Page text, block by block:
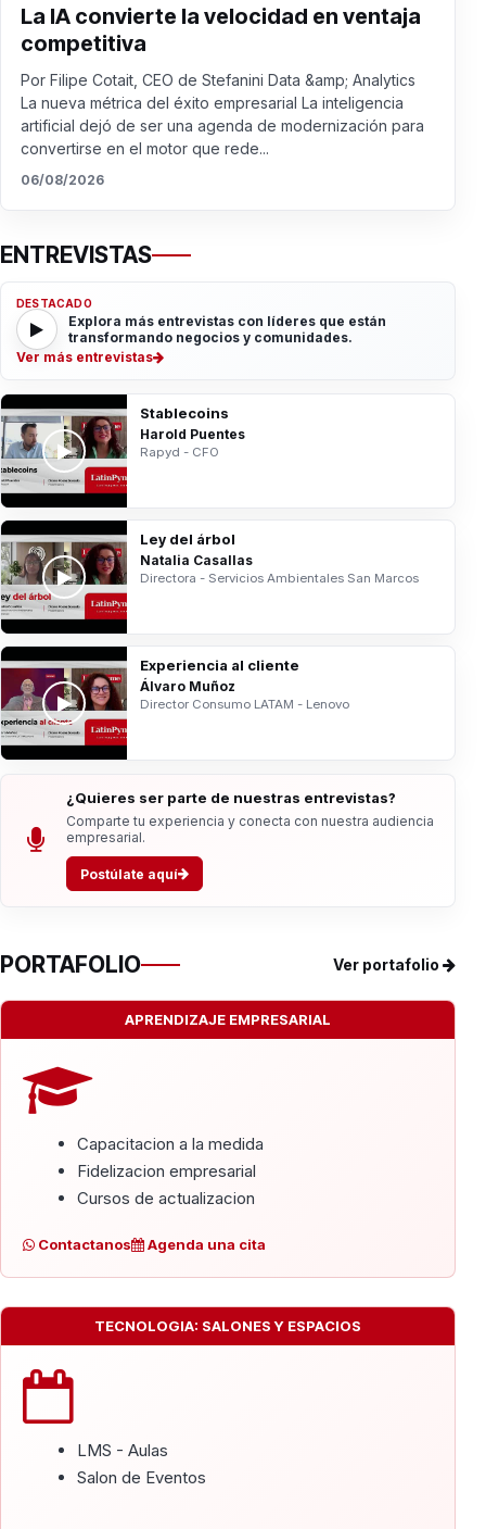
La IA convierte la velocidad en ventaja
competitiva
Por Filipe Cotait, CEO de Stefanini Data &amp; Analytics
La nueva métrica del éxito empresarial La inteligencia
artificial dejó de ser una agenda de modernización para
convertirse en el motor que rede...
06/08/2026
ENTREVISTAS
DESTACADO
Explora más entrevistas con líderes que están
transformando negocios y comunidades.
Ver más entrevistas
Stablecoins
Harold Puentes
Rapyd - CFO
Ley del árbol
Natalia Casallas
Directora - Servicios Ambientales San Marcos
Experiencia al cliente
Álvaro Muñoz
Director Consumo LATAM - Lenovo
¿Quieres ser parte de nuestras entrevistas?
Comparte tu experiencia y conecta con nuestra audiencia
empresarial.
Postúlate aquí
PORTAFOLIO Ver portafolio
APRENDIZAJE EMPRESARIAL
Capacitacion a la medida
Fidelizacion empresarial
Cursos de actualizacion
Contactanos Agenda una cita
TECNOLOGIA: SALONES Y ESPACIOS
LMS - Aulas
Salon de Eventos